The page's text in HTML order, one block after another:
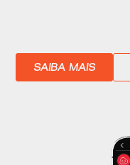
SAIBA MAIS